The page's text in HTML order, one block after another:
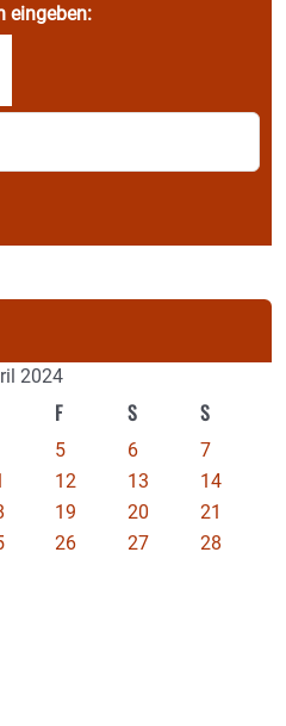
eingeben:
2024
F S S
5 6
7
12 13
14
19 20
21
26 27
28